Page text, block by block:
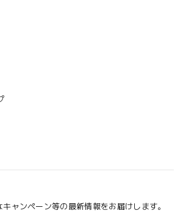
ャンペーン等の最新情報をお届けします。